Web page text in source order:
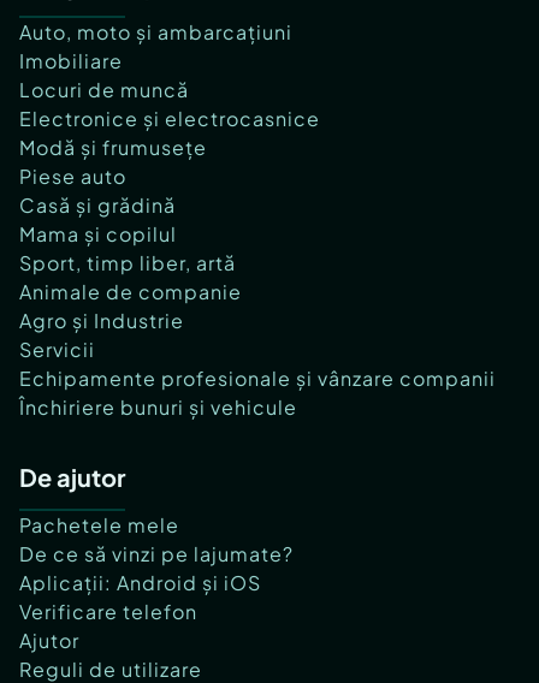
Auto, moto și ambarcațiuni
Imobiliare
Locuri de muncă
Electronice și electrocasnice
Modă și frumusețe
Piese auto
Casă și grădină
Mama și copilul
Sport, timp liber, artă
Animale de companie
Agro și Industrie
Servicii
Echipamente profesionale și vânzare companii
Închiriere bunuri și vehicule
De ajutor
Pachetele mele
De ce să vinzi pe lajumate?
Aplicații: Android și iOS
Verificare telefon
Ajutor
Reguli de utilizare